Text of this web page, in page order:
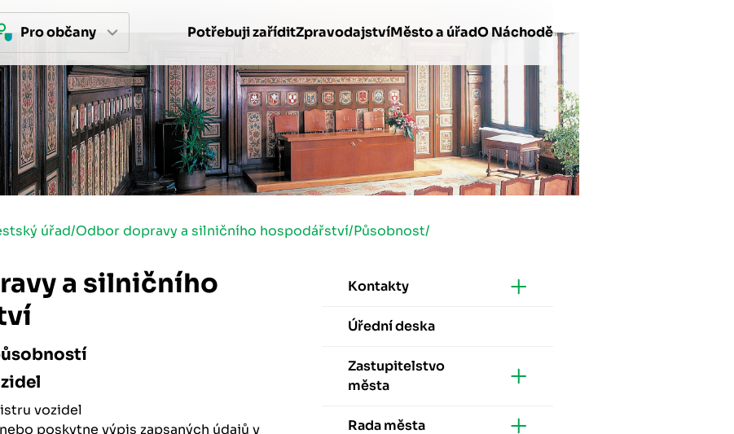
Pro občany Potřebuji zaříditZpravodajstvíMěsto a úřadO Náchodě
úřad/Odbor dopravy a silničního hospodářství/Působnost/
a silničního
vozidel
poskytne výpis zapsaných údajů v
Kontakty
Úřední deska
Zastupitelstvo
města
Rada města